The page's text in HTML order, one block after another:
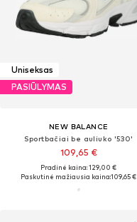
Uniseksas
PASIŪLYMAS
NEW BALANCE
Sportbačiai be auliuko '530'
109,65 €
Pradinė kaina: 129,00 €
Paskutinė mažiausia kaina:109,65 €